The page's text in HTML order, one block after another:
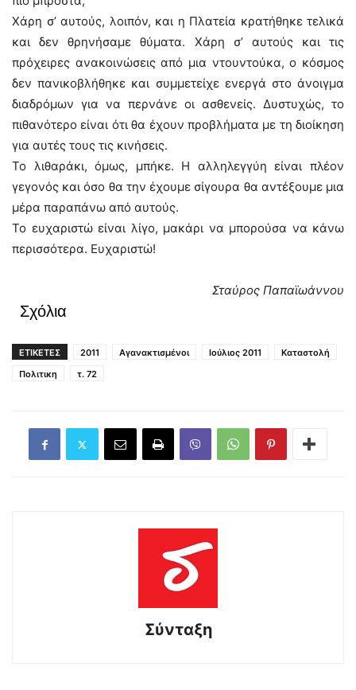
Χάρη σ’ αυτούς, λοιπόν, και η Πλατεία κρατήθηκε τελικά
και δεν θρηνήσαμε θύματα. Χάρη σ’ αυτούς και τις
πρόχειρες ανακοινώσεις από μια ντουντούκα, ο κόσμος
δεν πανικοβλήθηκε και συμμετείχε ενεργά στο άνοιγμα
διαδρόμων για να περνάνε οι ασθενείς. Δυστυχώς, το
πιθανότερο είναι ότι θα έχουν προβλήματα με τη διοίκηση
για αυτές τους τις κινήσεις.
Το λιθαράκι, όμως, μπήκε. Η αλληλεγγύη είναι πλέον
γεγονός και όσο θα την έχουμε σίγουρα θα αντέξουμε μια
μέρα παραπάνω από αυτούς.
Το ευχαριστώ είναι λίγο, μακάρι να μπορούσα να κάνω
περισσότερα. Ευχαριστώ!
Σταύρος Παπαϊωάννου
Σχόλια
ΕΤΙΚΕΤΕΣ 2011 Αγανακτισμένοι Ιούλιος 2011
Καταστολή
Πολιτικη
τ. 72
Σύνταξη